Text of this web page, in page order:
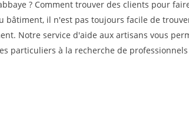
? Comment trouver des clients pour
bâtiment, il n'est pas toujours facile de
Notre service d'aide aux artisans vous
particuliers à la recherche de